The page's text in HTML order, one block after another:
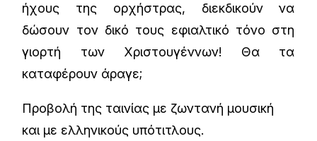
ήχους της ορχήστρας, διεκδικούν να
δώσουν τον δικό τους εφιαλτικό τόνο στη
γιορτή των Χριστουγέννων! Θα τα
καταφέρουν άραγε;
Προβολή της ταινίας με ζωντανή μουσική
και με ελληνικούς υπότιτλους.